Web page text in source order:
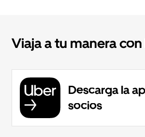
Viaja a tu manera
Descarga la
socios